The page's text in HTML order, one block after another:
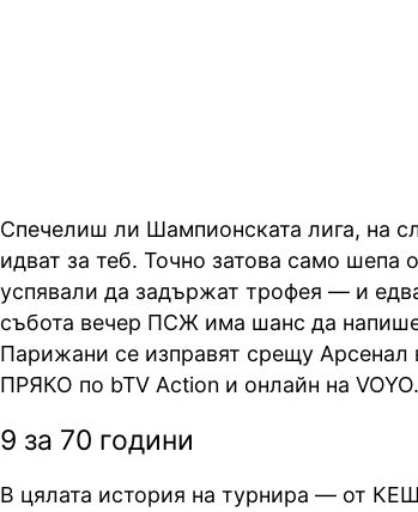
Спечелиш ли Шампионската лига, на
идват за теб. Точно затова само шепа
успявали да задържат трофея — и
събота вечер ПСЖ има шанс да
Парижани се изправят срещу Арсенал
ПРЯКО по bTV Action и онлайн на
9 за 70 години
В цялата история на турнира — от